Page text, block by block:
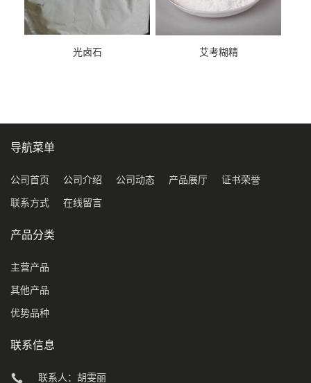
光卤石 艾考糊精
导航菜单
公司首页 公司介绍 公司动态 产品展厅 证书荣誉
联系方式 在线留言
产品分类
主营产品
其他产品
优势品种
联系信息
联系人：胡雯丽